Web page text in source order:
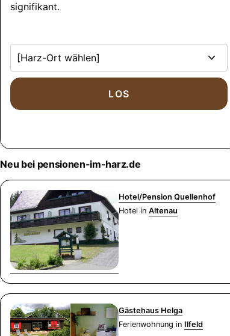
signifikant.
Neu bei pensionen-im-harz.de
Hotel/Pension Quellenhof
Hotel inAltenau
Gästehaus Helga
Ferienwohnung in Ilfeld